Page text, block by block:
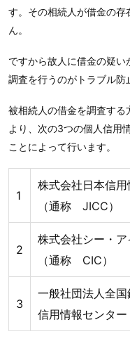
す。その相続人が借金の
ん。
ですから故人に借金の疑
調査を行うのがトラブル防
被相続人の借金を調査する
より、次の3つの個人信用
ことによって行います。
1
株式会社日本信
（通称 JICC）
2
株式会社シー・ア
（通称 CIC）
3
一般社団法人全国
信用情報センター